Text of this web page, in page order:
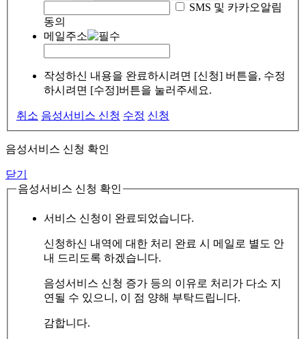
SMS 및 카카오알림
동의
메일주소
작성하신 내용을 완료하시려면 [신청] 버튼을, 수정
하시려면 [수정]버튼을 눌러주세요.
취소 음성서비스 신청 수정 신청
음성서비스 신청 확인
닫기
음성서비스 신청 확인
서비스 신청이 완료되었습니다.
신청하신 내역에 대한 처리 완료 시 메일로 별도 안
내 드리도록 하겠습니다.
음성서비스 신청 증가 등의 이유로 처리가 다소 지
연될 수 있으니, 이 점 양해 부탁드립니다.
감합니다.